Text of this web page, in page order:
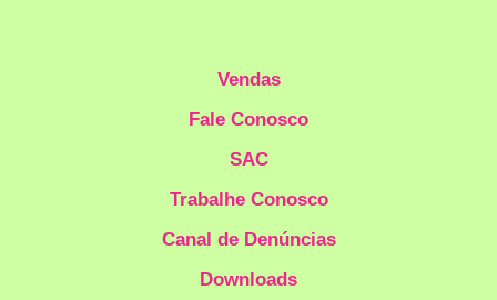
Vendas
Fale Conosco
SAC
Trabalhe Conosco
Canal de Denúncias
Downloads